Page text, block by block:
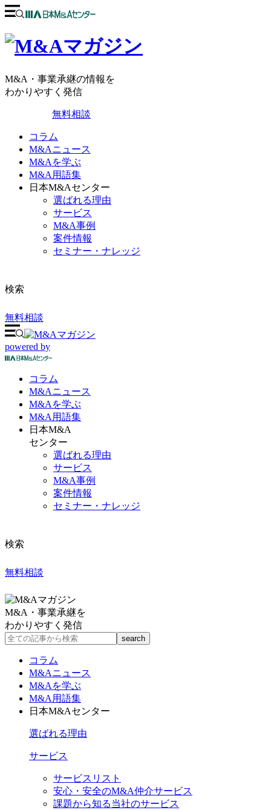
M&A・事業承継の情報を
わかりやすく発信
無料相談
コラム
M&Aニュース
M&Aを学ぶ
M&A用語集
日本M&Aセンター
選ばれる理由
サービス
M&A事例
案件情報
セミナー・ナレッジ
検索
無料相談
powered by
コラム
M&Aニュース
M&Aを学ぶ
M&A 用語集
日本M&A
センター
選ばれる理由
サービス
M&A事例
案件情報
セミナー・ナレッジ
検索
無料相談
M&A・事業承継を
わかりやすく発信
コラム
M&Aニュース
M&Aを学ぶ
M&A用語集
日本M&Aセンター
選ばれる理由
サービス
サービスリスト
安心・安全のM&A仲介サービス
課題から知る当社のサービス